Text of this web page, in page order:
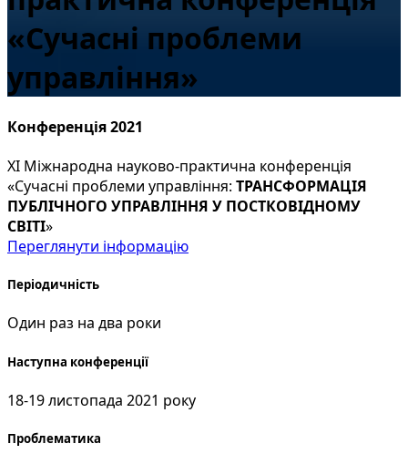
«Сучасні проблеми
управління»
Конференція 2021
ХІ Міжнародна науково-практична конференція
«Сучасні проблеми управління: ТРАНСФОРМАЦІЯ
ПУБЛІЧНОГО УПРАВЛІННЯ У ПОСТКОВІДНОМУ
СВІТІ»
Переглянути інформацію
Періодичність
Один раз на два роки
Наступна конференції
18-19 листопада 2021 року
Проблематика